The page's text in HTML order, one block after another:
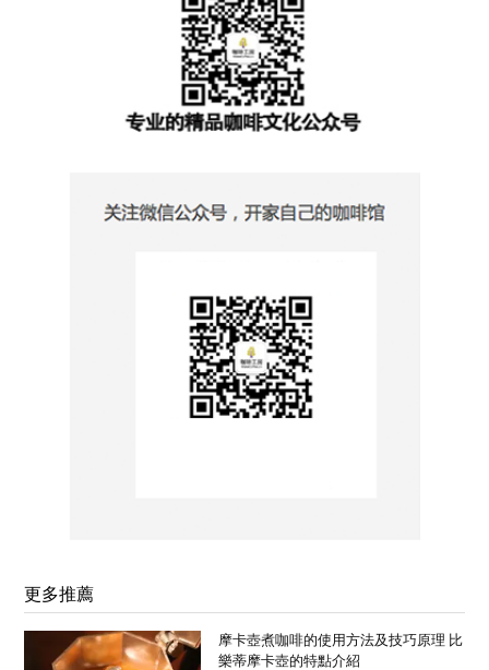
更多推薦
摩卡壺煮咖啡的使用方法及技巧原理 比
樂蒂摩卡壺的特點介紹